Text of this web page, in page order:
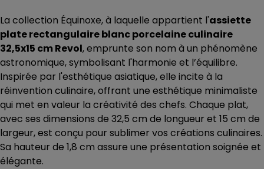
La collection Équinoxe, à laquelle appartient l'assiette
plate rectangulaire blanc porcelaine culinaire
32,5x15 cm Revol, emprunte son nom à un phénomène
astronomique, symbolisant l'harmonie et l’équilibre.
Inspirée par l'esthétique asiatique, elle incite à la
réinvention culinaire, offrant une esthétique minimaliste
qui met en valeur la créativité des chefs. Chaque plat,
avec ses dimensions de 32,5 cm de longueur et 15 cm de
largeur, est conçu pour sublimer vos créations culinaires.
Sa hauteur de 1,8 cm assure une présentation soignée et
élégante.